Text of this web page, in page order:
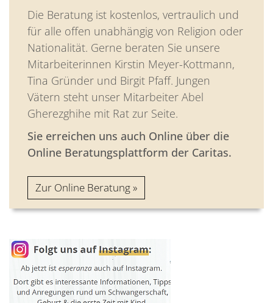
Die Beratung ist kostenlos, vertraulich und
für alle offen unabhängig von Religion oder
Nationalität. Gerne beraten Sie unsere
Mitarbeiterinnen Kirstin Meyer-Kottmann,
Tina Gründer und Birgit Pfaff. Jungen
Vätern steht unser Mitarbeiter Abel
Gherezghihe mit Rat zur Seite.
Sie erreichen uns auch Online über die
Online Beratungsplattform der Caritas.
Zur Online Beratung